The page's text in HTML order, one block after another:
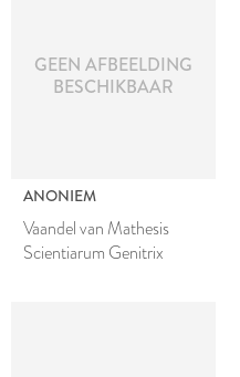
GEEN AFBEELDING
BESCHIKBAAR
ANONIEM
Vaandel van Mathesis
Scientiarum Genitrix